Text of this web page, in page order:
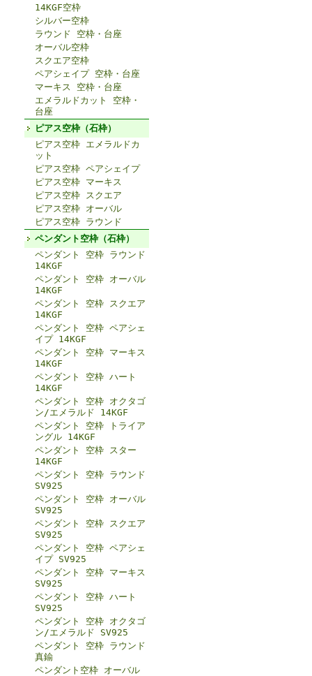
14KGF空枠
シルバー空枠
ラウンド 空枠・台座
オーバル空枠
スクエア空枠
ペアシェイプ 空枠・台座
マーキス 空枠・台座
エメラルドカット 空枠・
台座
ピアス空枠（石枠）
ピアス空枠 エメラルドカ
ット
ピアス空枠 ペアシェイプ
ピアス空枠 マーキス
ピアス空枠 スクエア
ピアス空枠 オーバル
ピアス空枠 ラウンド
ペンダント空枠（石枠）
ペンダント 空枠 ラウンド
14KGF
ペンダント 空枠 オーバル
14KGF
ペンダント 空枠 スクエア
14KGF
ペンダント 空枠 ペアシェ
イプ 14KGF
ペンダント 空枠 マーキス
14KGF
ペンダント 空枠 ハート
14KGF
ペンダント 空枠 オクタゴ
ン/エメラルド 14KGF
ペンダント 空枠 トライア
ングル 14KGF
ペンダント 空枠 スター
14KGF
ペンダント 空枠 ラウンド
SV925
ペンダント 空枠 オーバル
SV925
ペンダント 空枠 スクエア
SV925
ペンダント 空枠 ペアシェ
イプ SV925
ペンダント 空枠 マーキス
SV925
ペンダント 空枠 ハート
SV925
ペンダント 空枠 オクタゴ
ン/エメラルド SV925
ペンダント 空枠 ラウンド
真鍮
ペンダント空枠 オーバル